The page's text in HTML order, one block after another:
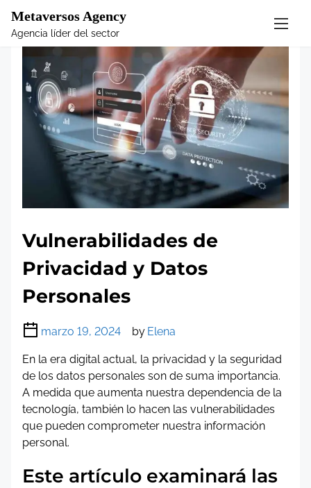
Metaversos Agency
Agencia líder del sector
Vulnerabilidades de
Privacidad y Datos
Personales
marzo 19, 2024 by Elena
En la era digital actual, la privacidad y la seguridad
de los datos personales son de suma importancia.
A medida que aumenta nuestra dependencia de la
tecnología, también lo hacen las vulnerabilidades
que pueden comprometer nuestra información
personal.
Este artículo examinará las